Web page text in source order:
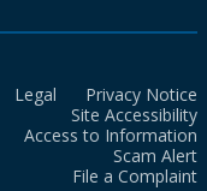
Legal
Privacy Notice
Site Accessibility
Access to Information
Scam Alert
File a Complaint